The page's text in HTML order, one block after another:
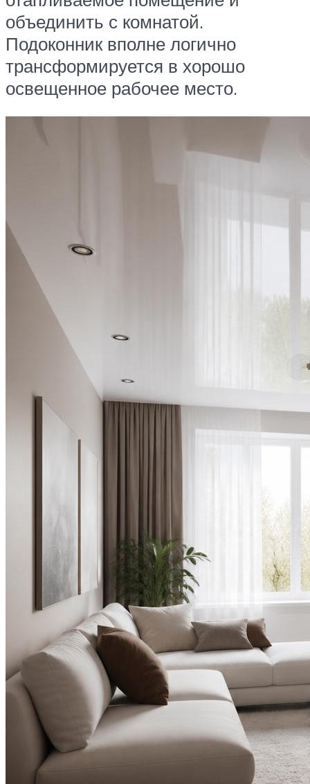
объединить с комнатой.
Подоконник вполне логично
трансформируется в хорошо
освещенное рабочее место.